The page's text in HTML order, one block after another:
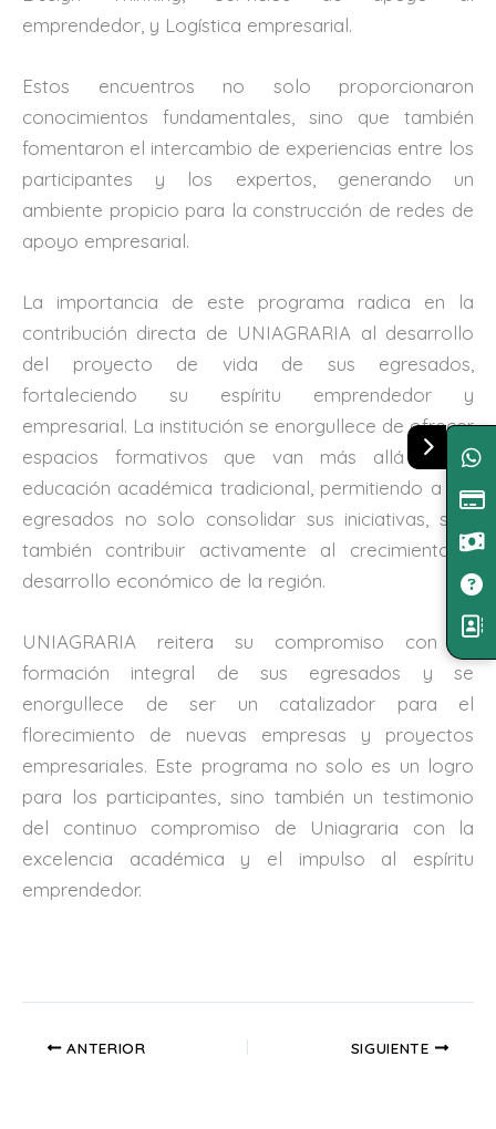
emprendedor, y Logística empresarial.
Estos encuentros no solo proporcionaron
conocimientos fundamentales, sino que también
fomentaron el intercambio de experiencias entre los
participantes y los expertos, generando un
ambiente propicio para la construcción de redes de
apoyo empresarial.
La importancia de este programa radica en la
contribución directa de UNIAGRARIA al desarrollo
del proyecto de vida de sus egresados,
fortaleciendo su espíritu emprendedor y
empresarial. La institución se enorgullece de ofrecer
espacios formativos que van más allá de la
educación académica tradicional, permitiendo a los
egresados no solo consolidar sus iniciativas, sino
también contribuir activamente al crecimiento y
desarrollo económico de la región.
UNIAGRARIA reitera su compromiso con la
formación integral de sus egresados y se
enorgullece de ser un catalizador para el
florecimiento de nuevas empresas y proyectos
empresariales. Este programa no solo es un logro
para los participantes, sino también un testimonio
del continuo compromiso de Uniagraria con la
excelencia académica y el impulso al espíritu
emprendedor.
ANTERIOR SIGUIENTE